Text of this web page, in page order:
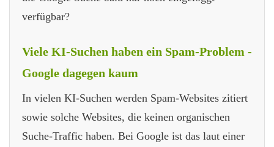
verfügbar?
Viele KI-Suchen haben ein Spam-Problem -
Google dagegen kaum
In vielen KI-Suchen werden Spam-Websites zitiert
sowie solche Websites, die keinen organischen
Suche-Traffic haben. Bei Google ist das laut einer